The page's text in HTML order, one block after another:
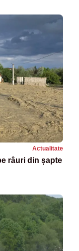
Actualitate
râuri din șapte